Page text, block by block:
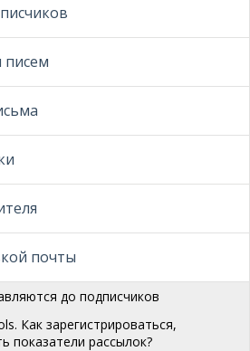
почты
до подписчиков
Как зарегистрироваться,
показатели рассылок?